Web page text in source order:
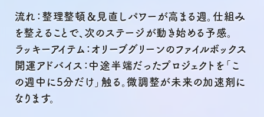
流れ：整理整頓＆見直しパワーが高まる週。仕組み
を整えることで、次のステージが動き始める予感。
ラッキーアイテム：オリーブグリーンのファイルボックス
開運アドバイス：中途半端だったプロジェクトを「こ
の週中に5分だけ」触る。微調整が未来の加速剤に
なります。